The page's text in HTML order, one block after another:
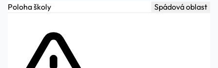
Poloha školy
Spádová oblast